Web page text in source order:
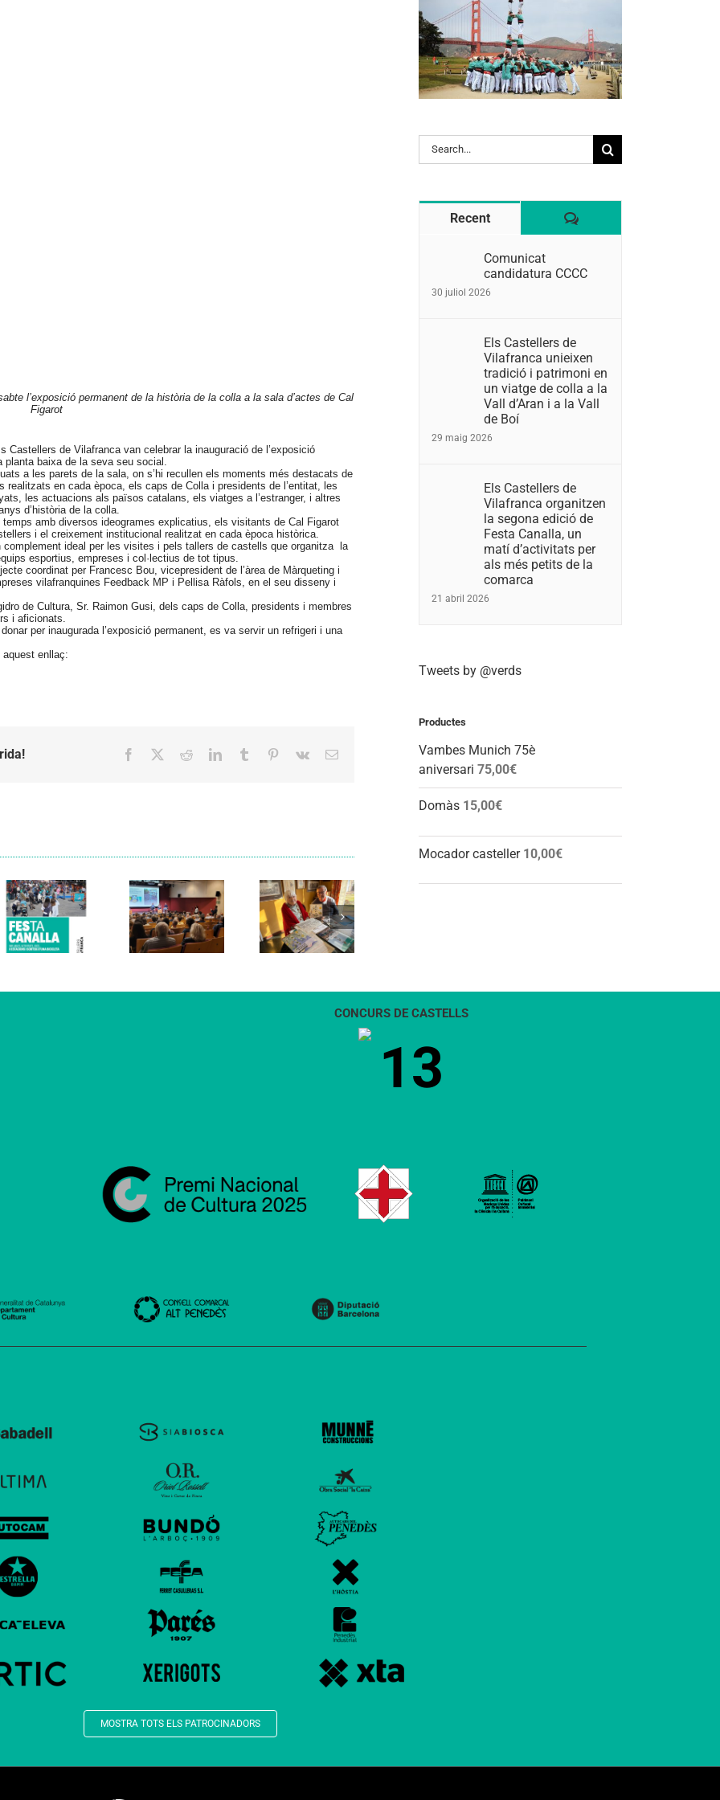
l’exposició permanent de la història de la colla a la sala d’actes de Cal
Figarot
de Vilafranca van celebrar la inauguració de l’exposició
planta baixa de la seva seu social.
a les parets de la sala, on s’hi recullen els moments més destacats de
en cada època, els caps de Colla i presidents de l’entitat, les
les actuacions als països catalans, els viatges a l’estranger, i altres
d’història de la colla.
temps amb diversos ideogrames explicatius, els visitants de Cal Figarot
i el creixement institucional realitzat en cada època històrica.
complement ideal per les visites i pels tallers de castells que organitza la
esportius, empreses i col·lectius de tot tipus.
coordinat per Francesc Bou, vicepresident de l’àrea de Màrqueting i
vilafranquines Feedback MP i Pellisa Ràfols, en el seu disseny i
de Cultura, Sr. Raimon Gusi, dels caps de Colla, presidents i membres
i aficionats.
per inaugurada l’exposició permanent, es va servir un refrigeri i una
aquest enllaç:
Facebook RedditLinkedInTumblr Pinterest
Vk Email:
Cal Figarot
lidera el
primer
d’energia
comunitària
Els Verds
presenten el
llibre
“Petita
història
dels
Search
for:
Recent Comentaris
Comunicat
candidatura CCCC
30 juliol 2026
Els Castellers de
Vilafranca unieixen
tradició i patrimoni en
un viatge de colla a la
Vall d’Aran i a la Vall
de Boí
29 maig 2026
Els Castellers de
Vilafranca organitzen
la segona edició de
Festa Canalla, un
matí d’activitats per
als més petits de la
comarca
21 abril 2026
Tweets by @verds
Productes
Vambes Munich 75è
aniversari 75,00€
Domàs 15,00€
Mocador casteller 10,00€
CONCURS DE CASTELLS
13
MOSTRA TOTS ELS PATROCINADORS